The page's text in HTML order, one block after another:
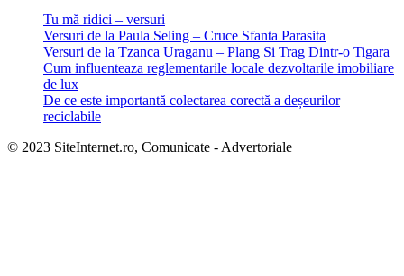
Tu mă ridici – versuri
Versuri de la Paula Seling – Cruce Sfanta Parasita
Versuri de la Tzanca Uraganu – Plang Si Trag Dintr-o Tigara
Cum influenteaza reglementarile locale dezvoltarile imobiliare
de lux
De ce este importantă colectarea corectă a deșeurilor
reciclabile
© 2023 SiteInternet.ro, Comunicate - Advertoriale